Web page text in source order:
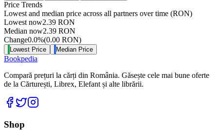
Price Trends
Lowest and median price across all partners over time (RON)
Lowest now2.39 RON
Median now2.39 RON
Change0.0%(0.00 RON)
Lowest Price Median Price
Bookpedia
Compară prețuri la cărți din România. Găsește cele mai bune oferte
de la Cărturești, Librex, Elefant și alte librării.
Facebook
Twitter
Shop